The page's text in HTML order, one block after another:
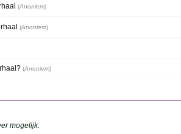
(Anoniem)
(Anoniem)
(Anoniem)
mogelijk.